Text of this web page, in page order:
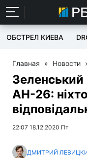
ОБСТРЕЛ КИЕВА
Главная » Новости
АН-26:
22:07 18.12.2020 Пт
ДМИТРИЙ